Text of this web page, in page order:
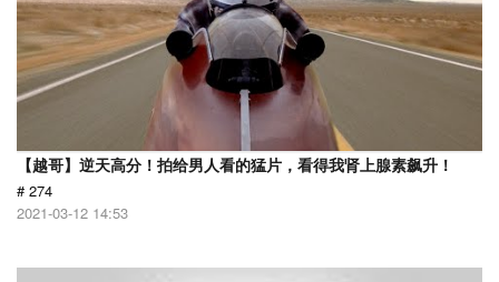
【越哥】逆天高分！拍给男人看的猛片，看得我肾上腺素飙升！
# 274
2021-03-12 14:53